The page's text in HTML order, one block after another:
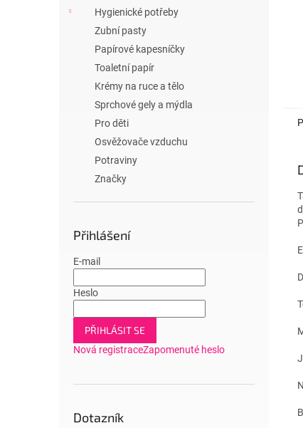
Hygienické potřeby
Zubní pasty
Papírové kapesníčky
Toaletní papír
Krémy na ruce a tělo
Sprchové gely a mýdla
Pro děti
Osvěžovače vzduchu
Potraviny
Značky
Přihlášení
E-mail
Heslo
PŘIHLÁSIT SE
Nová registraceZapomenuté heslo
Dotazník